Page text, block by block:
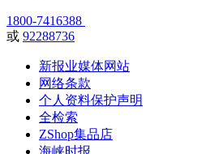
1800-7416388
或 92288736
新报业媒体网站
网络条款
个人资料保护声明
全检索
ZShop集品店
海峡时报